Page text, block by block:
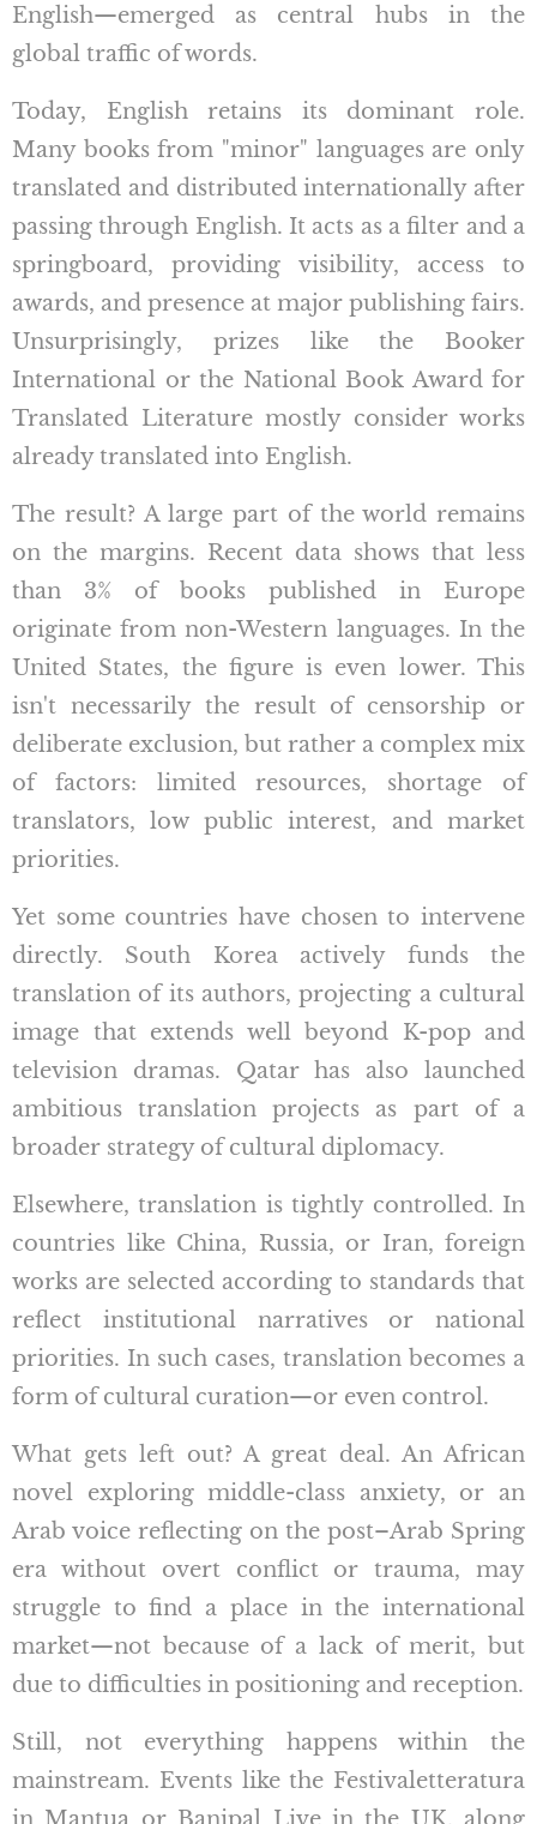
English—emerged as central hubs in the
global traffic of words.
Today, English retains its dominant role.
Many books from "minor" languages are only
translated and distributed internationally after
passing through English. It acts as a filter and a
springboard, providing visibility, access to
awards, and presence at major publishing fairs.
Unsurprisingly, prizes like the Booker
International or the National Book Award for
Translated Literature mostly consider works
already translated into English.
The result? A large part of the world remains
on the margins. Recent data shows that less
than 3% of books published in Europe
originate from non-Western languages. In the
United States, the figure is even lower. This
isn't necessarily the result of censorship or
deliberate exclusion, but rather a complex mix
of factors: limited resources, shortage of
translators, low public interest, and market
priorities.
Yet some countries have chosen to intervene
directly. South Korea actively funds the
translation of its authors, projecting a cultural
image that extends well beyond K-pop and
television dramas. Qatar has also launched
ambitious translation projects as part of a
broader strategy of cultural diplomacy.
Elsewhere, translation is tightly controlled. In
countries like China, Russia, or Iran, foreign
works are selected according to standards that
reflect institutional narratives or national
priorities. In such cases, translation becomes a
form of cultural curation—or even control.
What gets left out? A great deal. An African
novel exploring middle-class anxiety, or an
Arab voice reflecting on the post–Arab Spring
era without overt conflict or trauma, may
struggle to find a place in the international
market—not because of a lack of merit, but
due to difficulties in positioning and reception.
Still, not everything happens within the
mainstream. Events like the Festivaletteratura